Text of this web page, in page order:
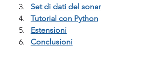
Set di dati del sonar
Tutorial con Python
Estensioni
Conclusioni